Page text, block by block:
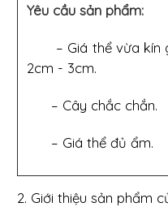
Yêu cầu sản phẩm:
– Giá thể vừa kín
2cm - 3cm.
– Cây chắc chắn.
– Giá thể đủ ẩm.
2. Giới thiệu sản phẩm